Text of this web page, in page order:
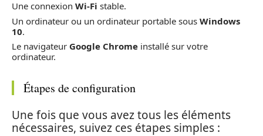
Une connexion Wi-Fi stable.
Un ordinateur ou un ordinateur portable sous Windows
10.
Le navigateur Google Chrome installé sur votre
ordinateur.
Étapes de configuration
Une fois que vous avez tous les éléments
nécessaires, suivez ces étapes simples :